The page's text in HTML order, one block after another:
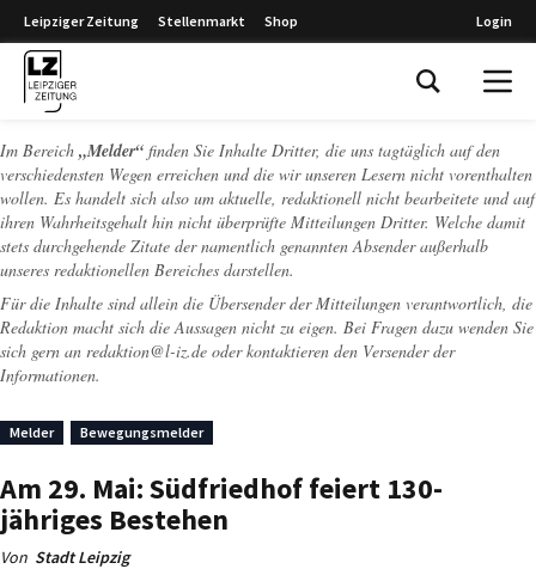
Leipziger Zeitung Stellenmarkt Shop Login
Im Bereich „Melder“ finden Sie Inhalte Dritter, die uns tagtäglich auf den
verschiedensten Wegen erreichen und die wir unseren Lesern nicht vorenthalten
wollen. Es handelt sich also um aktuelle, redaktionell nicht bearbeitete und auf
ihren Wahrheitsgehalt hin nicht überprüfte Mitteilungen Dritter. Welche damit
stets durchgehende Zitate der namentlich genannten Absender außerhalb
unseres redaktionellen Bereiches darstellen.
Für die Inhalte sind allein die Übersender der Mitteilungen verantwortlich, die
Redaktion macht sich die Aussagen nicht zu eigen. Bei Fragen dazu wenden Sie
sich gern an redaktion@l-iz.de oder kontaktieren den Versender der
Informationen.
Melder Bewegungsmelder
Am 29. Mai: Südfriedhof feiert 130-
jähriges Bestehen
Von Stadt Leipzig